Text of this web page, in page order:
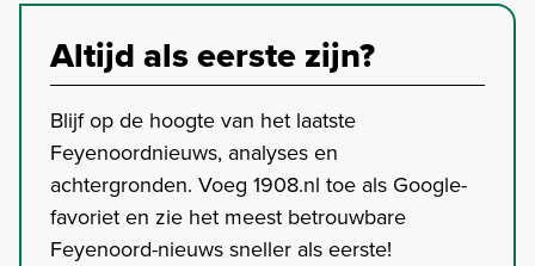
Altijd als eerste zijn?
Blijf op de hoogte van het laatste
Feyenoordnieuws, analyses en
achtergronden. Voeg 1908.nl toe als Google-
favoriet en zie het meest betrouwbare
Feyenoord-nieuws sneller als eerste!